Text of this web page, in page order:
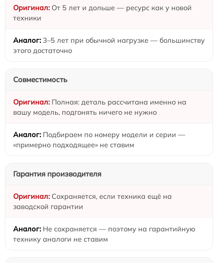
От 5 лет и дольше — ресурс как у новой
техники
3–5 лет при обычной нагрузке — большинству
этого достаточно
Совместимость
Полная: деталь рассчитана именно на
вашу модель, подгонять ничего не нужно
Подбираем по номеру модели и серии —
«примерно подходящее» не ставим
Гарантия производителя
Сохраняется, если техника ещё на
заводской гарантии
Не сохраняется — поэтому на гарантийную
технику аналоги не ставим